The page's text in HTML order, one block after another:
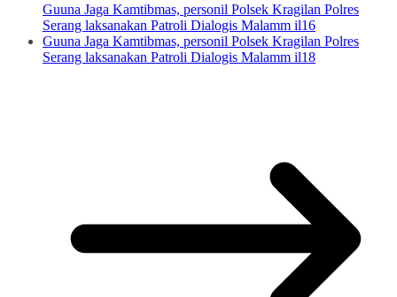
Guuna Jaga Kamtibmas, personil Polsek Kragilan Polres
Serang laksanakan Patroli Dialogis Malamm il16
Guuna Jaga Kamtibmas, personil Polsek Kragilan Polres
Serang laksanakan Patroli Dialogis Malamm il18